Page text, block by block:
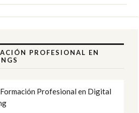
PROFESIONAL EN
Profesional en Digital